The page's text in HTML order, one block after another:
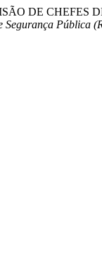
DE
Segurança Pública